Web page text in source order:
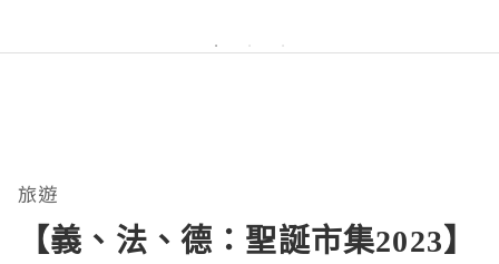
旅遊
【義、法、德：聖誕市集2023】